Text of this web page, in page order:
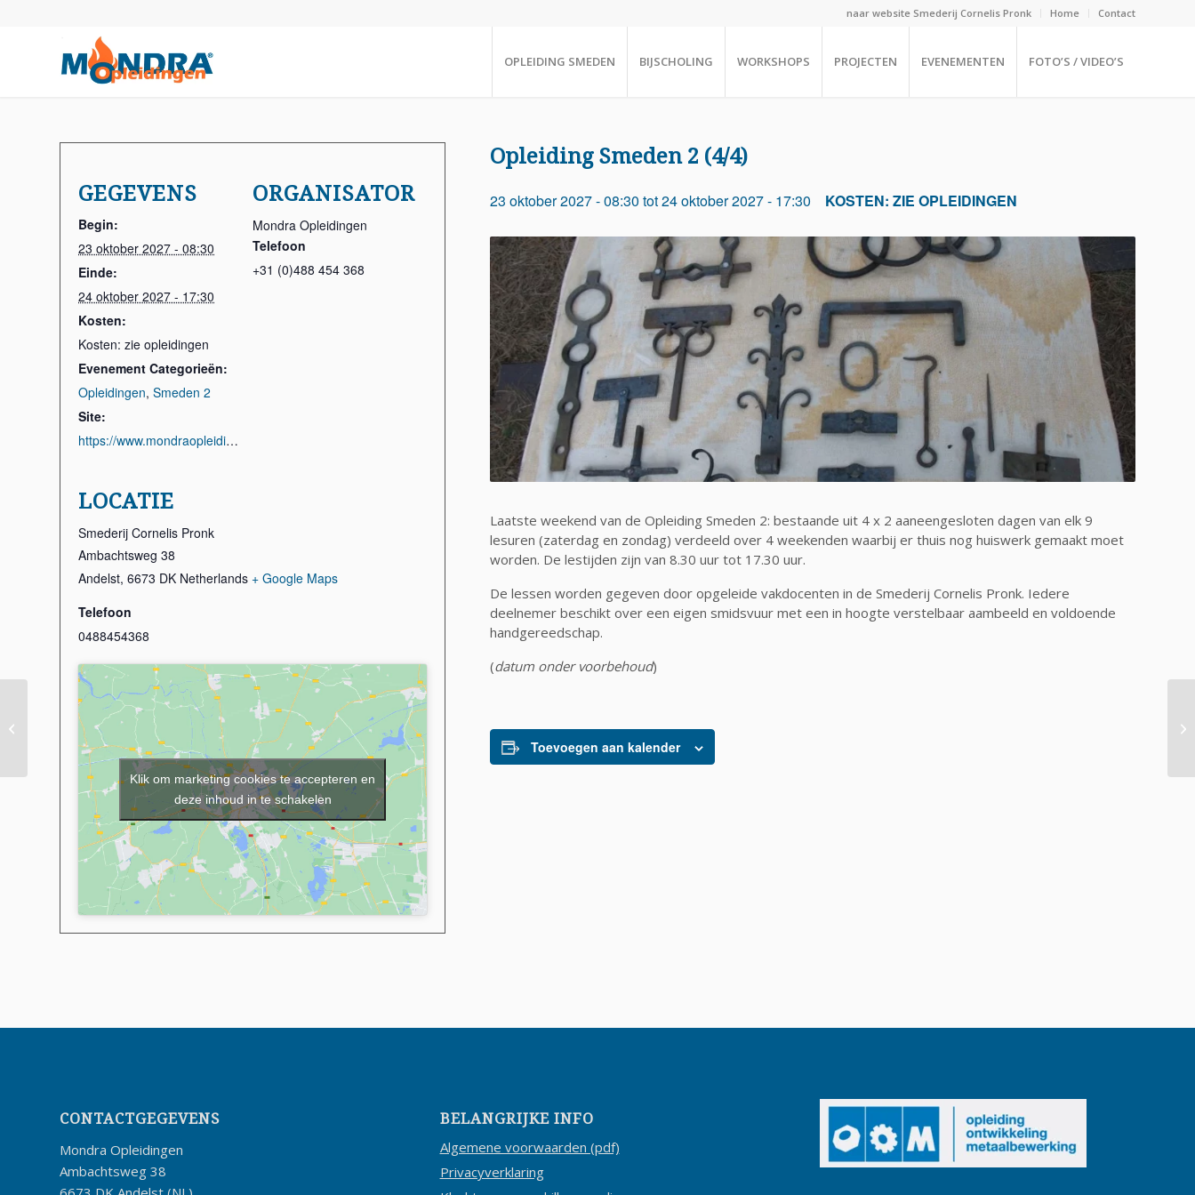
naar website Smederij Cornelis Pronk Home Contact
OPLEIDING SMEDEN BIJSCHOLING WORKSHOPS PROJECTEN EVENEMENTEN FOTO’S / VIDEO’S
Opleiding Smeden 2 (4/4)
23 oktober 2027 - 08:30 tot24 oktober 2027 - 17:30 KOSTEN: ZIE OPLEIDINGEN
Laatste weekend van de Opleiding Smeden 2: bestaande uit 4 x 2 aaneengesloten dagen van elk 9
lesuren (zaterdag en zondag) verdeeld over 4 weekenden waarbij er thuis nog huiswerk gemaakt moet
worden. De lestijden zijn van 8.30 uur tot 17.30 uur.
De lessen worden gegeven door opgeleide vakdocenten in de Smederij Cornelis Pronk. Iedere
deelnemer beschikt over een eigen smidsvuur met een in hoogte verstelbaar aambeeld en voldoende
handgereedschap.
(datum onder voorbehoud)
Toevoegen aan kalender
GEGEVENS
Begin:
23 oktober 2027 - 08:30
Einde:
24 oktober 2027 - 17:30
Kosten:
Kosten: zie opleidingen
Evenement Categorieën:
Opleidingen, Smeden 2
Site:
https://www.mondraopleidingen.nl/opleiding-smeden-2/
ORGANISATOR
Mondra Opleidingen
Telefoon
+31 (0)488 454 368
LOCATIE
Smederij Cornelis Pronk
Ambachtsweg 38
Andelst, 6673 DK Netherlands + Google Maps
Telefoon
0488454368
Klik om marketing cookies te accepteren en
deze inhoud in te schakelen
CONTACTGEGEVENS
Mondra Opleidingen
Ambachtsweg 38
BELANGRIJKE INFO
Algemene voorwaarden (pdf)
Privacyverklaring
Opleiding Smeden 2